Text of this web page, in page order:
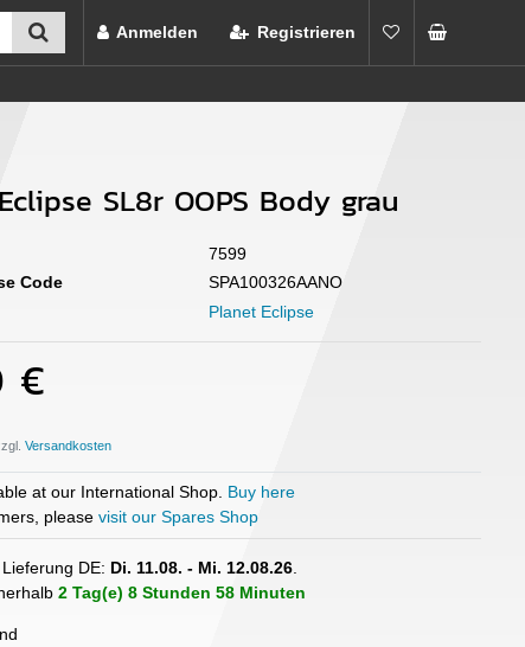
Anmelden Registrieren
SL8r OOPS Body grau
7599
Code
SPA100326AANO
Planet Eclipse
€
at our International Shop. Buy here
please visit our Spares Shop
DE: Di. 11.08. - Mi. 12.08.26
2 Tag(e) 8 Stunden 58 Minuten